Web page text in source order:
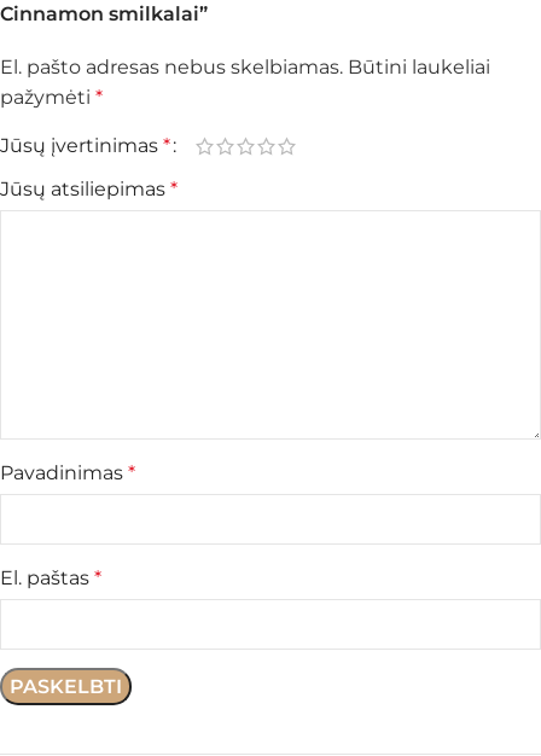
Cinnamon smilkalai”
El. pašto adresas nebus skelbiamas. Būtini laukeliai
pažymėti *
Jūsų įvertinimas *
Jūsų atsiliepimas *
Pavadinimas *
El. paštas *